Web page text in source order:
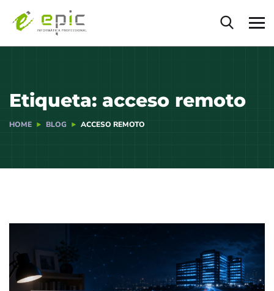
Etiqueta: acceso remoto
HOME BLOG ACCESO REMOTO